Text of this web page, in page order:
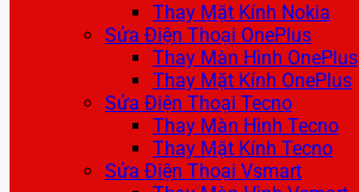
Thay Mặt Kính Nokia
Sửa Điện Thoại OnePlus
Thay Màn Hình OnePlus
Thay Mặt Kính OnePlus
Sửa Điện Thoại Tecno
Thay Màn Hình Tecno
Thay Mặt Kính Tecno
Sửa Điện Thoại Vsmart